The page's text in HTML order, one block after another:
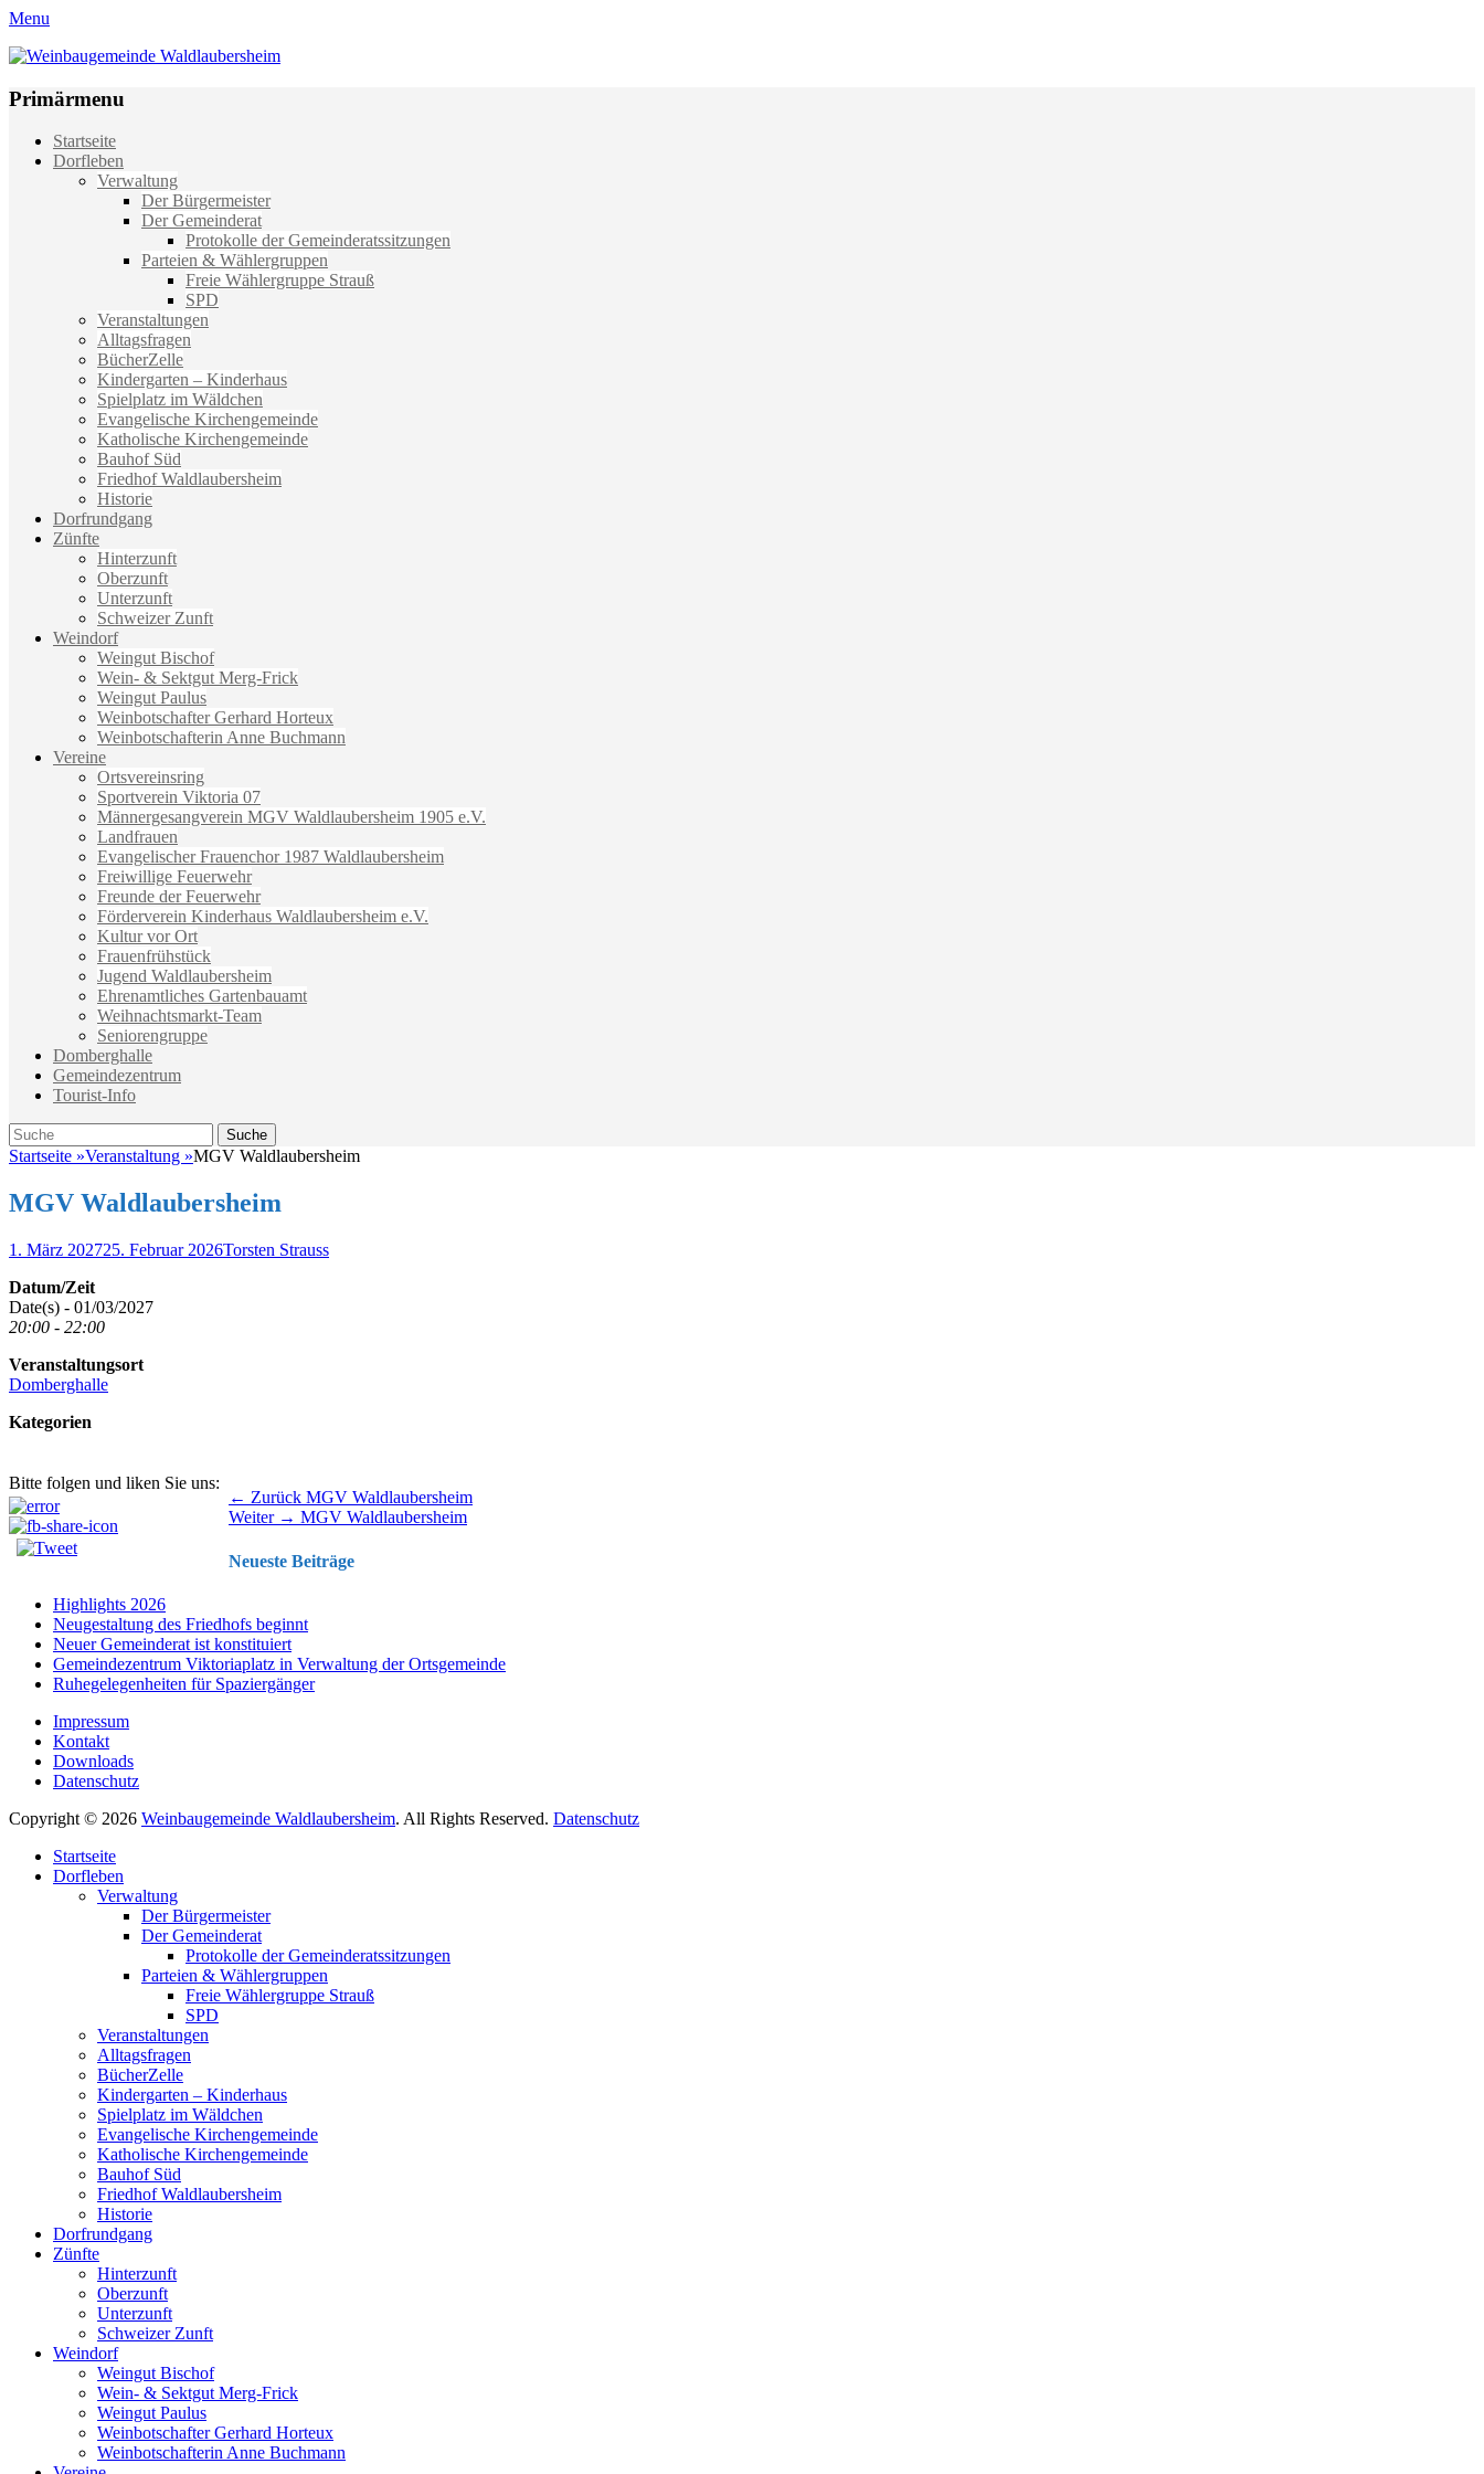
Menu
Weinbaugemeinde Waldlaubersheim
Primärmenu
Weiter
zum
Startseite
Dorfleben
Verwaltung
Der Bürgermeister
Der Gemeinderat
Protokolle der Gemeinderatssitzungen
Parteien & Wählergruppen
Freie Wählergruppe Strauß
SPD
Veranstaltungen
Alltagsfragen
BücherZelle
Kindergarten – Kinderhaus
Spielplatz im Wäldchen
Evangelische Kirchengemeinde
Katholische Kirchengemeinde
Bauhof Süd
Friedhof Waldlaubersheim
Historie
Dorfrundgang
Zünfte
Hinterzunft
Oberzunft
Unterzunft
Schweizer Zunft
Weindorf
Weingut Bischof
Wein- & Sektgut Merg-Frick
Weingut Paulus
Weinbotschafter Gerhard Horteux
Weinbotschafterin Anne Buchmann
Vereine
Ortsvereinsring
Sportverein Viktoria 07
Männergesangverein MGV Waldlaubersheim 1905 e.V.
Landfrauen
Evangelischer Frauenchor 1987 Waldlaubersheim
Freiwillige Feuerwehr
Freunde der Feuerwehr
Förderverein Kinderhaus Waldlaubersheim e.V.
Kultur vor Ort
Frauenfrühstück
Jugend Waldlaubersheim
Ehrenamtliches Gartenbauamt
Weihnachtsmarkt-Team
Seniorengruppe
Domberghalle
Gemeindezentrum
Tourist-Info
Suche
Suche
nach:
Startseite »Veranstaltung »MGV Waldlaubersheim
MGV Waldlaubersheim
Veröffentlicht
1. März 202725. Februar 2026Autor
Torsten Strauss
Datum/Zeit
Date(s) - 01/03/2027
20:00 - 22:00
Veranstaltungsort
Domberghalle
Kategorien
Bitte folgen und liken Sie uns:
Beitragsnavigation ← Zurück Vorhergehender
Beitrag:
MGV Waldlaubersheim
Weiter → Nächster
MGV Waldlaubersheim
Neueste Beiträge
Highlights 2026
Neugestaltung des Friedhofs beginnt
Neuer Gemeinderat ist konstituiert
Gemeindezentrum Viktoriaplatz in Verwaltung der Ortsgemeinde
Ruhegelegenheiten für Spaziergänger
Impressum
Kontakt
Downloads
Datenschutz
Copyright © 2026 Weinbaugemeinde Waldlaubersheim. All Rights Reserved. Datenschutz
oben
scrollen
Startseite
Dorfleben
Verwaltung
Der Bürgermeister
Der Gemeinderat
Protokolle der Gemeinderatssitzungen
Parteien & Wählergruppen
Freie Wählergruppe Strauß
SPD
Veranstaltungen
Alltagsfragen
BücherZelle
Kindergarten – Kinderhaus
Spielplatz im Wäldchen
Evangelische Kirchengemeinde
Katholische Kirchengemeinde
Bauhof Süd
Friedhof Waldlaubersheim
Historie
Dorfrundgang
Zünfte
Hinterzunft
Oberzunft
Unterzunft
Schweizer Zunft
Weindorf
Weingut Bischof
Wein- & Sektgut Merg-Frick
Weingut Paulus
Weinbotschafter Gerhard Horteux
Weinbotschafterin Anne Buchmann